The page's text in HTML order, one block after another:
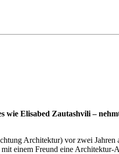
wie Elisabed Zautashvili –
Architektur) vor zwei Jahren
einem Freund eine